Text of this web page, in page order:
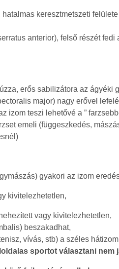
keresztmetszeti felülete
anterior), felső részét
erős sabilizátora az ágyéki
major) nagy erővel
izom teszi lehetővé a ”
emeli (függeszkedés,
gyakori az izom
kivitelezhetetlen,
vagy kivitelezhetetlen,
beszakadhat,
vívás, stb) a széles
sportot választani nem